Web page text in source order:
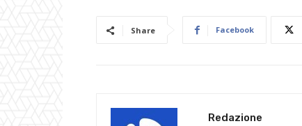
Share Facebook
Redazione